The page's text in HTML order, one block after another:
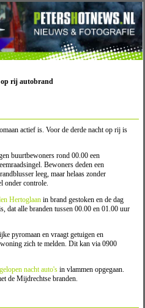
op rij autobrand
actief is. Voor de derde nacht op rij is
buurtbewoners rond 00.00 een
Bewoners deden een
leeg, maar helaas zonder
onder controle.
Hertoglaan in brand gestoken en de dag
dat alle branden tussen 00.00 en 01.00 uur
pyromaan en vraagt getuigen en
zich te melden. Dit kan via 0900
nacht auto's in vlammen opgegaan.
de Mijdrechtse branden.